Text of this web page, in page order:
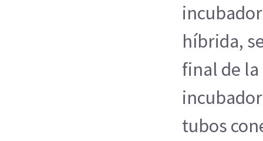
híbrida,
final de la
tubos